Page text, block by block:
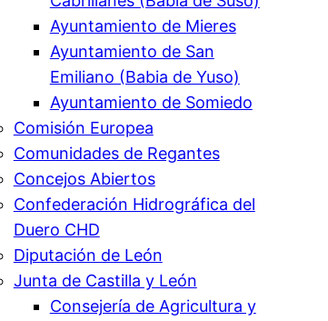
Ayuntamiento de Mieres
Ayuntamiento de San
Emiliano (Babia de Yuso)
Ayuntamiento de Somiedo
Comisión Europea
Comunidades de Regantes
Concejos Abiertos
Confederación Hidrográfica del
Duero CHD
Diputación de León
Junta de Castilla y León
Consejería de Agricultura y